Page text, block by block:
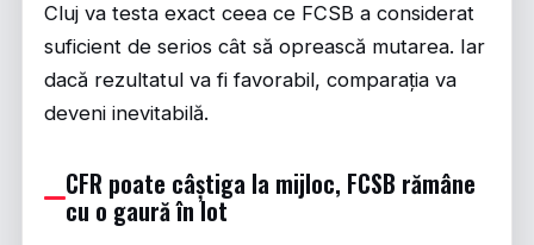
Cluj va testa exact ceea ce FCSB a considerat
suficient de serios cât să oprească mutarea. Iar
dacă rezultatul va fi favorabil, comparația va
deveni inevitabilă.
CFR poate câștiga la mijloc, FCSB rămâne
cu o gaură în lot